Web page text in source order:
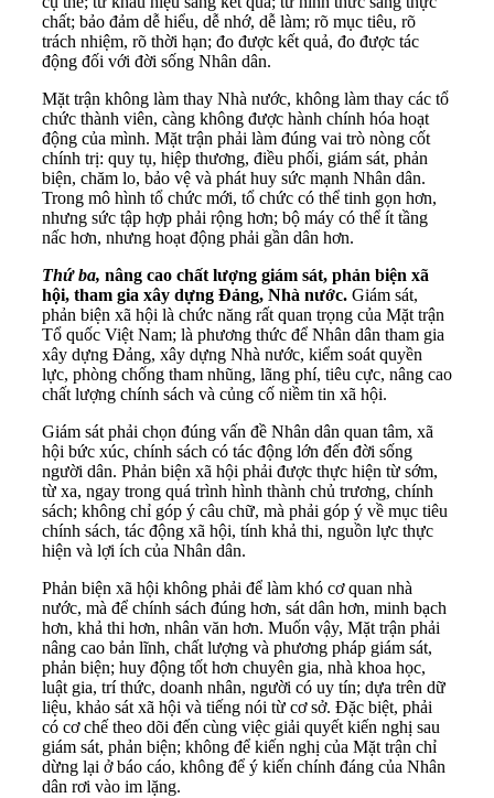
chất; bảo đảm dễ hiểu, dễ nhớ, dễ làm; rõ mục tiêu, rõ
trách nhiệm, rõ thời hạn; đo được kết quả, đo được tác
động đối với đời sống Nhân dân.
Mặt trận không làm thay Nhà nước, không làm thay các tổ
chức thành viên, càng không được hành chính hóa hoạt
động của mình. Mặt trận phải làm đúng vai trò nòng cốt
chính trị: quy tụ, hiệp thương, điều phối, giám sát, phản
biện, chăm lo, bảo vệ và phát huy sức mạnh Nhân dân.
Trong mô hình tổ chức mới, tổ chức có thể tinh gọn hơn,
nhưng sức tập hợp phải rộng hơn; bộ máy có thể ít tầng
nấc hơn, nhưng hoạt động phải gần dân hơn.
Thứ ba, nâng cao chất lượng giám sát, phản biện xã
hội, tham gia xây dựng Đảng, Nhà nước. Giám sát,
phản biện xã hội là chức năng rất quan trọng của Mặt trận
Tổ quốc Việt Nam; là phương thức để Nhân dân tham gia
xây dựng Đảng, xây dựng Nhà nước, kiểm soát quyền
lực, phòng chống tham nhũng, lãng phí, tiêu cực, nâng cao
chất lượng chính sách và củng cố niềm tin xã hội.
Giám sát phải chọn đúng vấn đề Nhân dân quan tâm, xã
hội bức xúc, chính sách có tác động lớn đến đời sống
người dân. Phản biện xã hội phải được thực hiện từ sớm,
từ xa, ngay trong quá trình hình thành chủ trương, chính
sách; không chỉ góp ý câu chữ, mà phải góp ý về mục tiêu
chính sách, tác động xã hội, tính khả thi, nguồn lực thực
hiện và lợi ích của Nhân dân.
Phản biện xã hội không phải để làm khó cơ quan nhà
nước, mà để chính sách đúng hơn, sát dân hơn, minh bạch
hơn, khả thi hơn, nhân văn hơn. Muốn vậy, Mặt trận phải
nâng cao bản lĩnh, chất lượng và phương pháp giám sát,
phản biện; huy động tốt hơn chuyên gia, nhà khoa học,
luật gia, trí thức, doanh nhân, người có uy tín; dựa trên dữ
liệu, khảo sát xã hội và tiếng nói từ cơ sở. Đặc biệt, phải
có cơ chế theo dõi đến cùng việc giải quyết kiến nghị sau
giám sát, phản biện; không để kiến nghị của Mặt trận chỉ
dừng lại ở báo cáo, không để ý kiến chính đáng của Nhân
dân rơi vào im lặng.